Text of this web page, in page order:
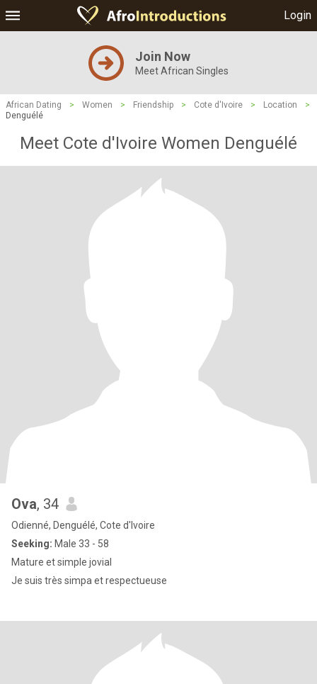
Login
Join Now
Meet African Singles
African Dating > Women > Friendship > Cote d'Ivoire > Location
>
Denguélé
Meet Cote d'Ivoire Women Denguélé
Ova, 34
Odienné, Denguélé, Cote d'Ivoire
Seeking: Male 33 - 58
Mature et simple jovial
Je suis très simpa et respectueuse